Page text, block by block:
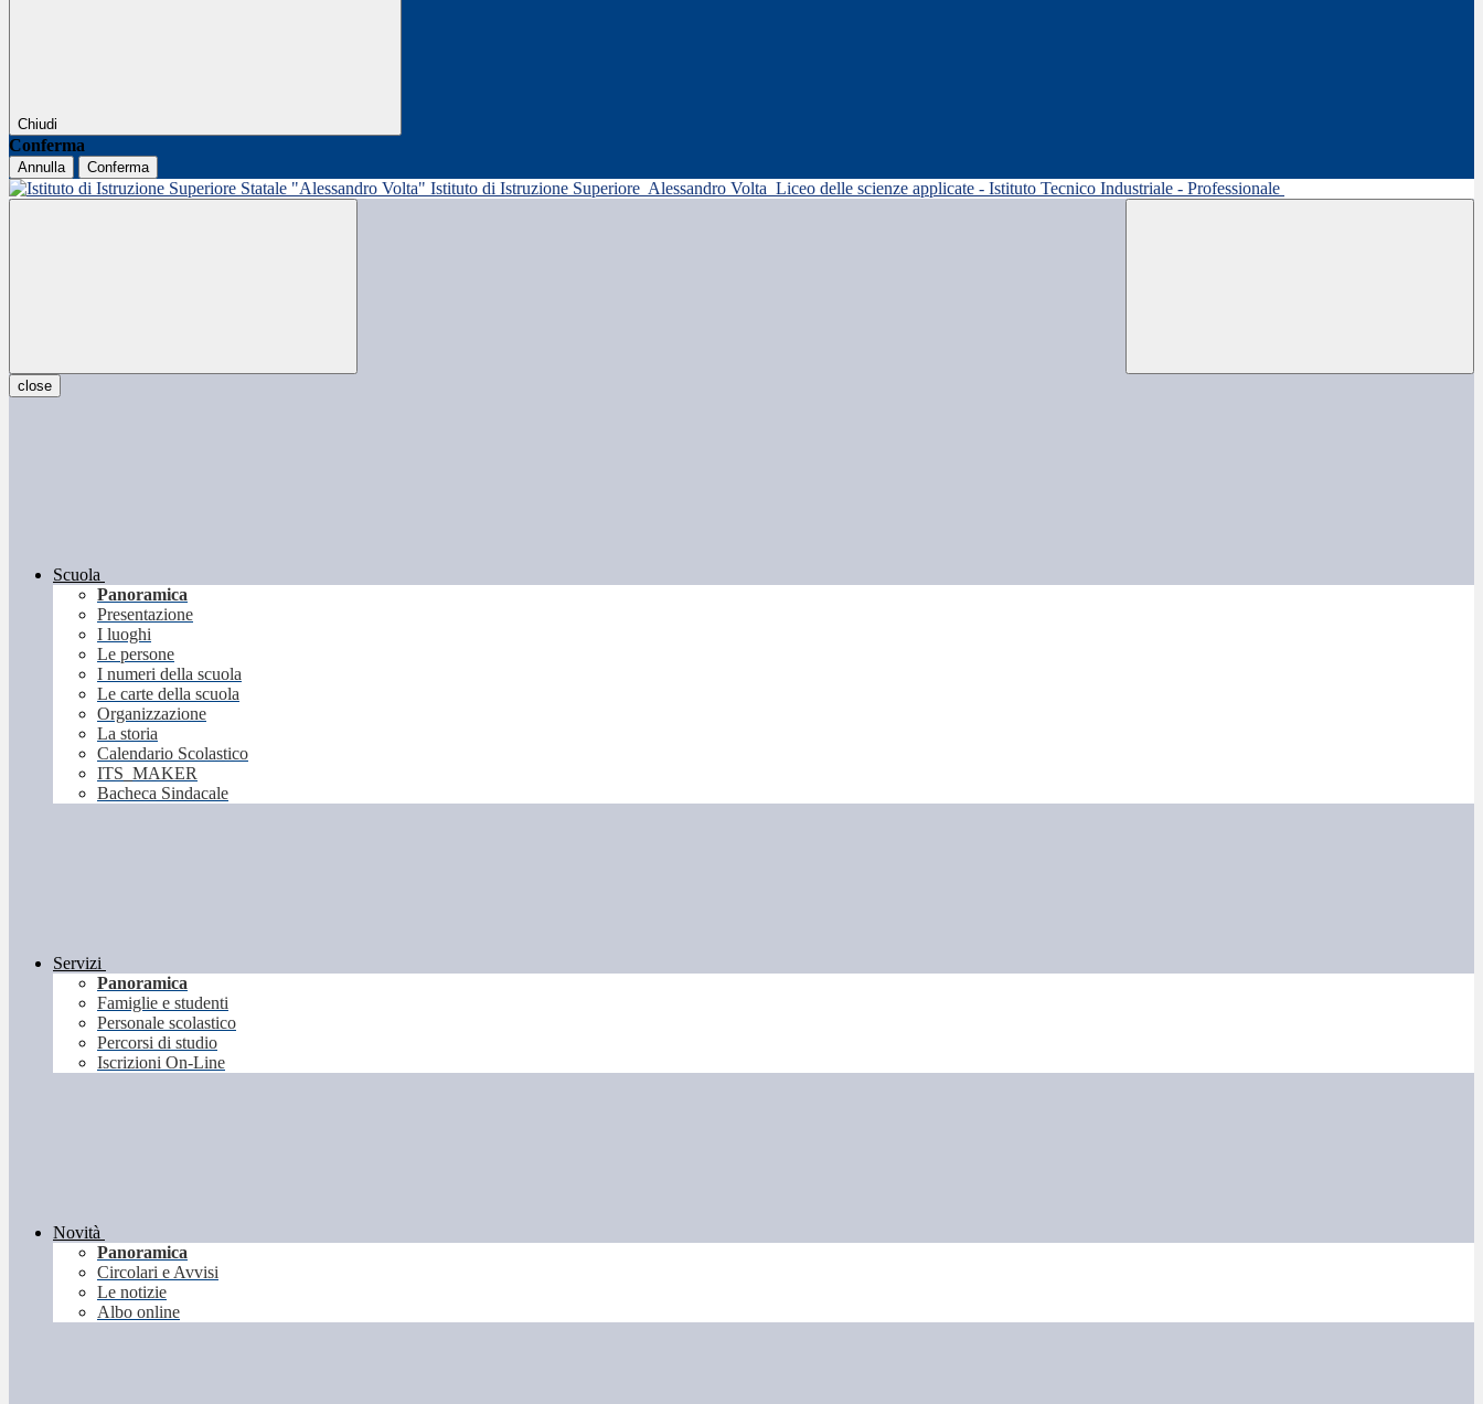
Chiudi
Conferma
Annulla Conferma
Istituto di Istruzione Superiore Alessandro Volta Liceo delle scienze applicate - Istituto Tecnico Industriale - Professionale
close
Scuola
Panoramica
Presentazione
I luoghi
Le persone
I numeri della scuola
Le carte della scuola
Organizzazione
La storia
Calendario Scolastico
ITS_MAKER
Bacheca Sindacale
Servizi
Panoramica
Famiglie e studenti
Personale scolastico
Percorsi di studio
Iscrizioni On-Line
Novità
Panoramica
Circolari e Avvisi
Le notizie
Albo online